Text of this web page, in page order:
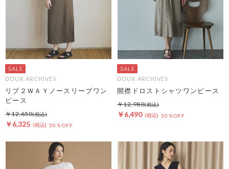
DOUX ARCHIVES
リブ２ＷＡＹノースリーブワン
ピース
￥6,325 50％OFF
￥12,650
DOUX ARCHIVES
開襟ドロストシャツワンピース
￥6,490 50％OFF
￥12,980